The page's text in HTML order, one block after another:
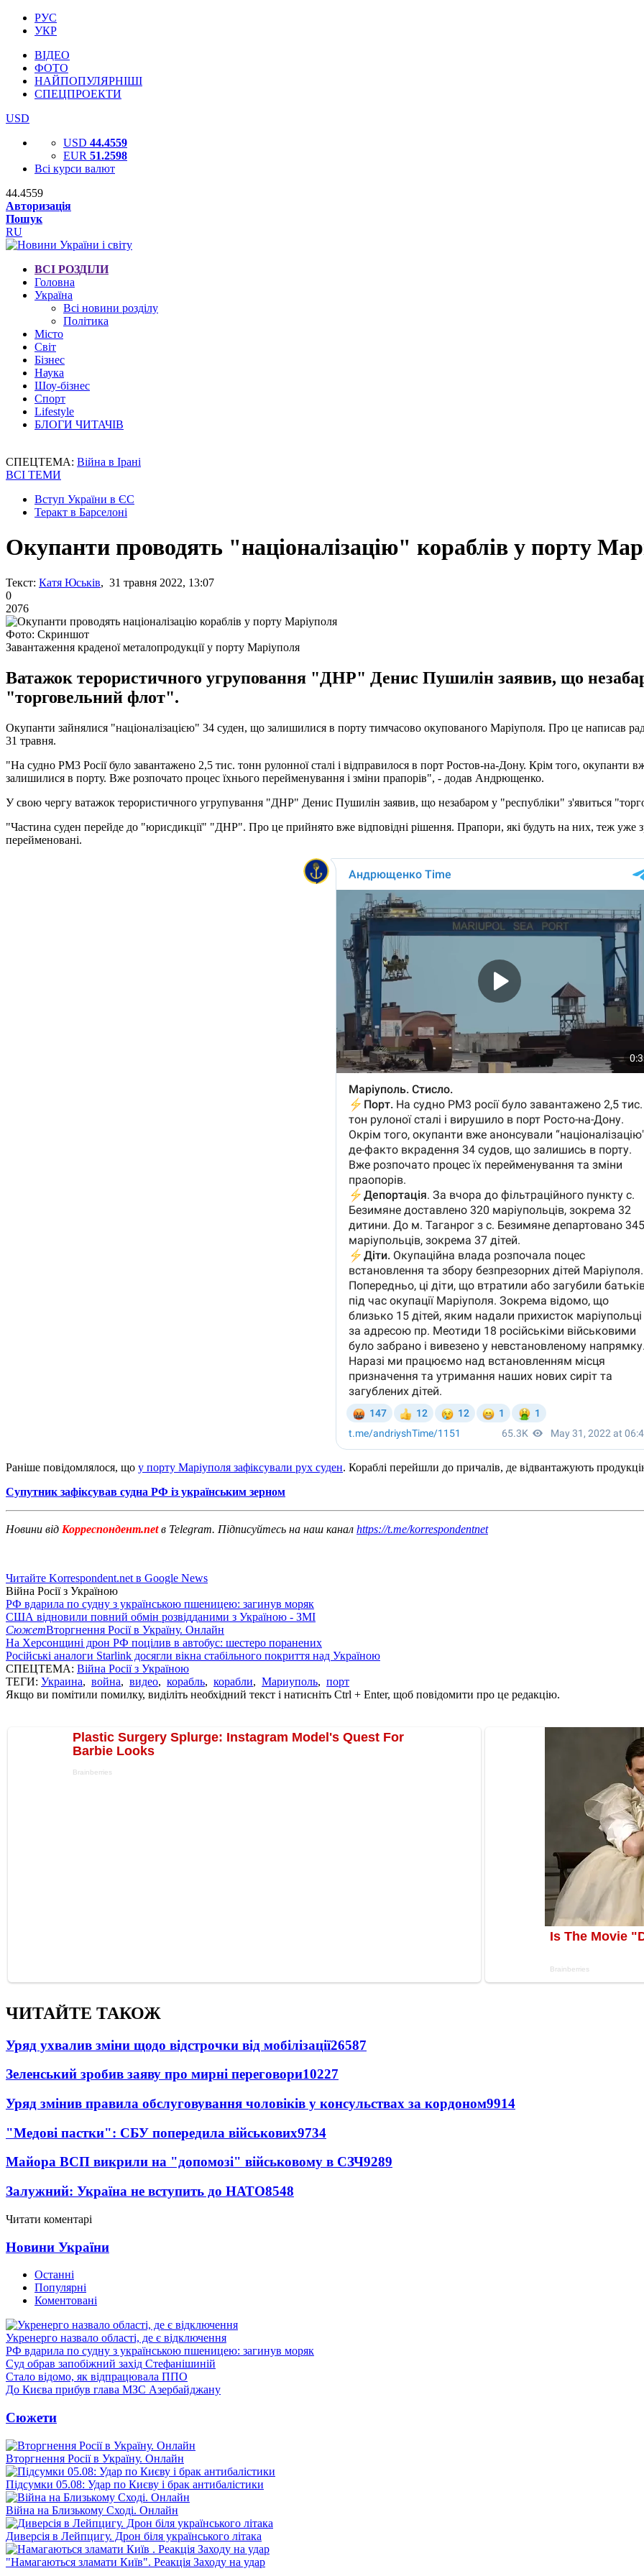
РУС
УКР
ВІДЕО
ФОТО
НАЙПОПУЛЯРНІШІ
СПЕЦПРОЕКТИ
USD
USD 44.4559
EUR 51.2598
Всі курси валют
44.4559
Авторизація
Пошук
RU
ВСІ РОЗДІЛИ
Головна
Україна
Всі новини розділу
Політика
Місто
Світ
Бізнес
Наука
Шоу-бізнес
Спорт
Lifestyle
БЛОГИ ЧИТАЧІВ
СПЕЦТЕМА: Війна в Ірані
ВСІ ТЕМИ
Вступ України в ЄС
Теракт в Барселоні
Окупанти проводять "націоналізацію" кораблів у порту
Текст: Катя Юськів, 31 травня 2022, 13:07
0
2076
Фото: Скриншот
Завантаження краденої металопродукції у порту Маріуполя
Ватажок терористичного угруповання "ДНР" Денис Пушилін заявив, що
"торговельний флот".
Окупанти зайнялися "націоналізацією" 34 суден, що залишилися в порту тимчасово окупованого Маріуполя. Про це написав
31 травня.
"На судно РМ3 Росії було завантажено 2,5 тис. тонн рулонної сталі і відправилося в порт Ростов-на-Дону. Крім того, окупанти
залишилися в порту. Вже розпочато процес їхнього перейменування і зміни прапорів", - додав Андрющенко.
У свою чергу ватажок терористичного угрупування "ДНР" Денис Пушилін заявив, що незабаром у "республіки" з'явиться
"Частина суден перейде до "юрисдикції" "ДНР". Про це прийнято вже відповідні рішення. Прапори, які будуть на них, теж уже
перейменовані.
Раніше повідомлялося, що у порту Маріуполя зафіксували рух суден. Кораблі перейшли до причалів, де відвантажують
Супутник зафіксував судна РФ із українським зерном
Новини від Корреспондент.netв Telegram. Підписуйтесь на наш канал https://t.me/korrespondentnet
Читайте Korrespondent.net в Google News
Війна Росії з Україною
РФ вдарила по судну з українською пшеницею: загинув моряк
США відновили повний обмін розвідданими з Україною - ЗМІ
СюжетВторгнення Росії в Україну. Онлайн
На Херсонщині дрон РФ поцілив в автобус: шестеро поранених
Російські аналоги Starlink досягли вікна стабільного покриття над Україною
СПЕЦТЕМА: Війна Росії з Україною
ТЕГИ: Украина, война, видео, корабль, корабли, Мариуполь, порт
Якщо ви помітили помилку, виділіть необхідний текст і натисніть Ctrl + Enter, щоб повідомити про це редакцію.
ЧИТАЙТЕ ТАКОЖ
Уряд ухвалив зміни щодо відстрочки від мобілізації26587
Зеленський зробив заяву про мирні переговори10227
Уряд змінив правила обслуговування чоловіків у консульствах за кордоном9914
"Медові пастки": СБУ попередила військових9734
Майора ВСП викрили на "допомозі" військовому в СЗЧ9289
Залужний: Україна не вступить до НАТО8548
Читати коментарі
Новини України
Останні
Популярні
Коментовані
Укренерго назвало області, де є відключення
РФ вдарила по судну з українською пшеницею: загинув моряк
Суд обрав запобіжний захід Стефанішиній
Стало відомо, як відпрацювала ППО
До Києва прибув глава МЗС Азербайджану
Сюжети
Вторгнення Росії в Україну. Онлайн
Підсумки 05.08: Удар по Києву і брак антибалістики
Війна на Близькому Сході. Онлайн
Диверсія в Лейпцигу. Дрон біля українського літака
"Намагаються зламати Київ". Реакція Заходу на удар